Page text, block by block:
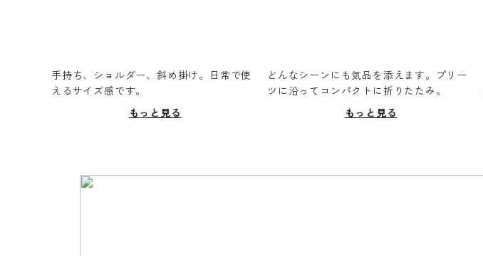
手持ち、ショルダー、斜め掛け。日常で使
えるサイズ感です。
もっと見る
どんなシーンにも気品を添えます。プリー
ツに沿ってコンパクトに折りたたみ。
もっと見る